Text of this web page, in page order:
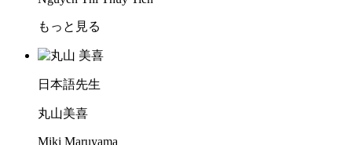
もっと見る
日本語先生
丸山美喜
Miki Maruyama